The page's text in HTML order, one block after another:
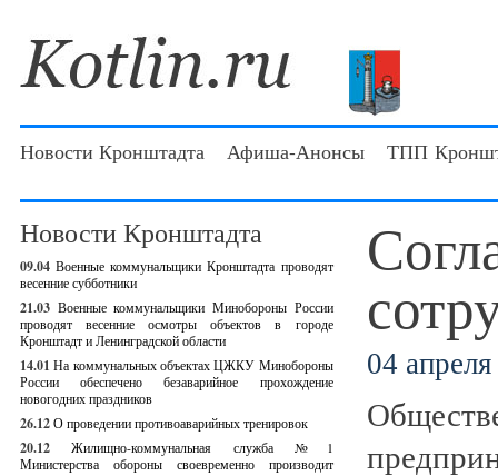
Новости Кронштадта Афиша-Анонсы ТПП
Новости Кронштадта
09.04 Военные коммунальщики Кронштадта проводят
весенние субботники
21.03 Военные коммунальщики Минобороны России
проводят весенние осмотры объектов в городе
Кронштадт и Ленинградской области
14.01 На коммунальных объектах ЦЖКУ Минобороны
России обеспечено безаварийное прохождение
новогодних праздников
26.12О проведении противоаварийных тренировок
20.12
Жилищно-коммунальная служба №1
Министерства обороны своевременно производит
04